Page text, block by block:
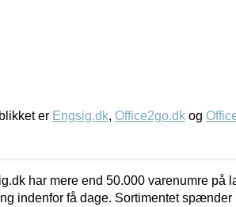
er Engsig.dk, Office2go.dk og
har mere end 50.000 varenumre på
indenfor få dage. Sortimentet spænder